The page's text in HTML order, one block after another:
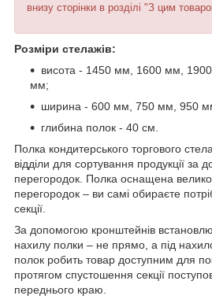
внизу сторінки в розділі "З цим
Розміри стелажів:
висота - 1450 мм, 1600 мм,
мм;
ширина - 600 мм, 750 мм, 950
глибина полок - 40 см.
Полка кондитерського торгового
відділи для сортування продукції за
перегородок. Полка оснащена
перегородок – ви самі обираєте
секції.
За допомогою кронштейнів
нахилу полки – не прямо, а під
полок робить товар доступним для
протягом спустошення секції
переднього краю.